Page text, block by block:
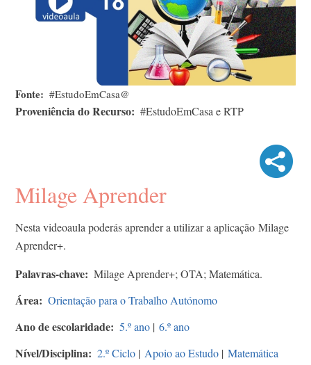
Fonte #EstudoEmCasa@
Proveniência do Recurso #EstudoEmCasa e RTP
Milage Aprender
Nesta videoaula poderás aprender a utilizar a aplicação Milage
Aprender+.
Palavras-chave Milage Aprender+; OTA; Matemática.
Área Orientação para o Trabalho Autónomo
Ano de escolaridade 5.º ano | 6.º ano
Nível/Disciplina 2.º Ciclo | Apoio ao Estudo | Matemática